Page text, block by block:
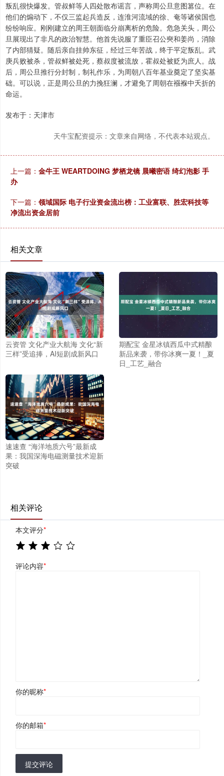
叛乱很快爆发。管叔鲜等人四处散布谣言，声称周公旦意图篡位。在
他们的煽动下，不仅三监起兵造反，连淮河流域的徐、奄等诸侯国也
纷纷响应。刚刚建立的周王朝面临分崩离析的危险。危急关头，周公
旦展现出了非凡的政治智慧。他首先说服了重臣召公奭和姜尚，消除
了内部猜疑。随后亲自挂帅东征，经过三年苦战，终于平定叛乱。武
庚兵败被杀，管叔鲜被处死，蔡叔度被流放，霍叔处被贬为庶人。战
后，周公旦推行分封制，制礼作乐，为周朝八百年基业奠定了坚实基
础。可以说，正是周公旦的力挽狂澜，才避免了周朝在襁褓中夭折的
命运。
发布于：天津市
天牛宝配资提示：文章来自网络，不代表本站观点。
上一篇： 金牛王 WEARTDOING 梦栖龙镜 晨曦密语 绮幻泡影 手
办
下一篇： 领域国际 电子行业资金流出榜：工业富联、胜宏科技等
净流出资金居前
相关文章
云资管 文化产业大航海 文化“新
三样”受追捧，AI短剧成新风口
期配宝 金星冰镇西瓜中式精酿
新品来袭，带你冰爽一夏！_夏
日_工艺_融合
速速查 “海洋地质六号”最新成
果：我国深海电磁测量技术迎新
突破
相关评论
本文评分*
评论内容*
你的昵称*
你的邮箱*
提交评论